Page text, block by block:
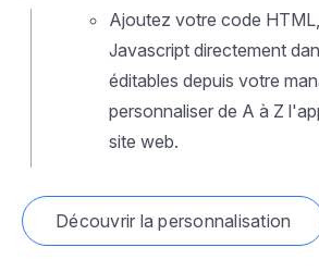
Ajoutez votre code
Javascript directement
éditables depuis votre
personnaliser de A à Z
site web.
Découvrir la personnalisation